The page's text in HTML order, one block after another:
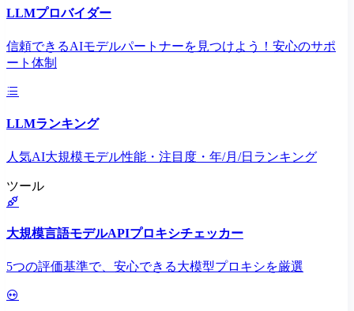
LLMプロバイダー
信頼できるAIモデルパートナーを見つけよう！安心のサポ
ート体制
LLMランキング
人気AI大規模モデル性能・注目度・年/月/日ランキング
ツール
大規模言語モデルAPIプロキシチェッカー
5つの評価基準で、安心できる大模型プロキシを厳選